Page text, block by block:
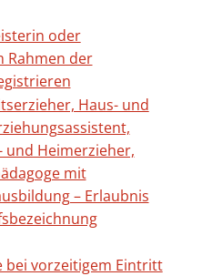
oder
Rahmen der
Haus- und
und Heimerzieher,
mit
– Erlaubnis
bei vorzeitigem Eintritt